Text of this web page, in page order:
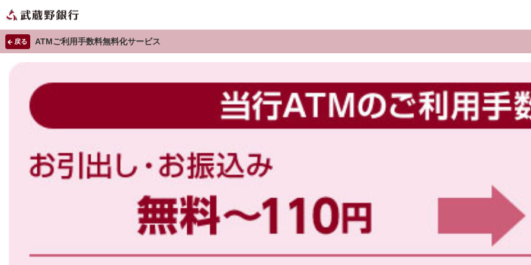
戻る ATMご利用手数料無料化サービス